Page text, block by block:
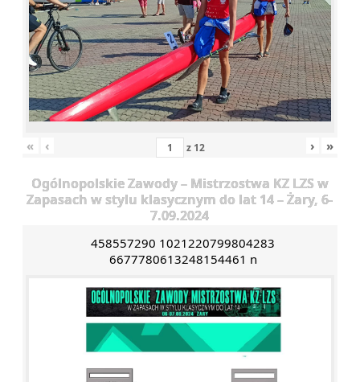
« ‹ z 12 › »
Ogólnopolskie Zawody – Mistrzostwa KZ LZS w
Zapasach w stylu klasycznym do lat 14 – Żary, 6-
7.09.2024
458557290 1021220799804283
6677780613248154461 n